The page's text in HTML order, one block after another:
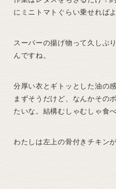
にミニトマトぐらい乗せれば
スーパーの揚げ物って久しぶ
んですね。
分厚い衣とギトッとした油の
まずそうだけど、なんかその
たいな。結構むしゃむしゃ食
わたしは左上の骨付きチキン